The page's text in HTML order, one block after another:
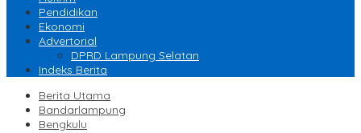
Pendidikan
Ekonomi
Advertorial
DPRD Lampung Selatan
Indeks Berita
Berita Utama
Bandarlampung
Bengkulu